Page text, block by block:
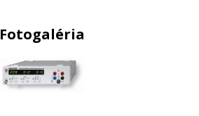
Fotogaléria